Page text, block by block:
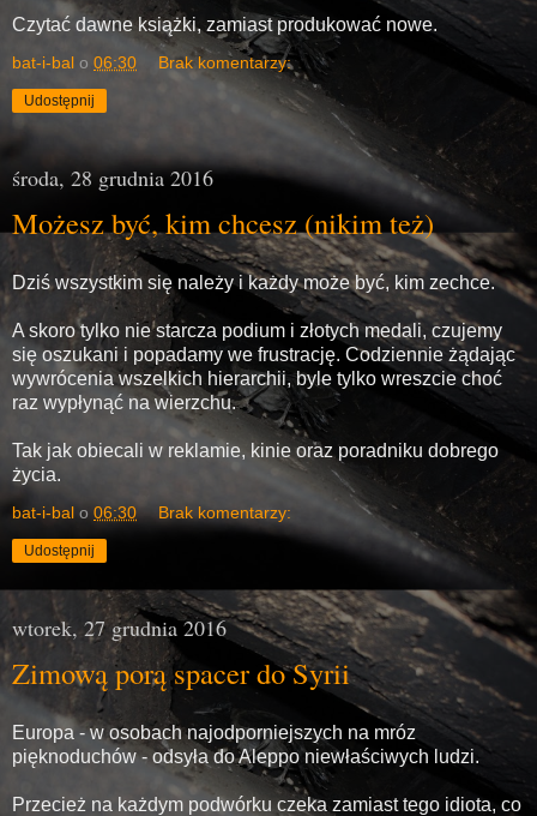
Czytać dawne książki, zamiast produkować nowe.
bat-i-bal o 06:30 Brak komentarzy:
Udostępnij
środa, 28 grudnia 2016
Możesz być, kim chcesz (nikim też)
Dziś wszystkim się należy i każdy może być, kim zechce.
A skoro tylko nie starcza podium i złotych medali, czujemy
się oszukani i popadamy we frustrację. Codziennie żądając
wywrócenia wszelkich hierarchii, byle tylko wreszcie choć
raz wypłynąć na wierzchu.
Tak jak obiecali w reklamie, kinie oraz poradniku dobrego
życia.
bat-i-bal o 06:30 Brak komentarzy:
Udostępnij
wtorek, 27 grudnia 2016
Zimową porą spacer do Syrii
Europa - w osobach najodporniejszych na mróz
pięknoduchów - odsyła do Aleppo niewłaściwych ludzi.
Przecież na każdym podwórku czeka zamiast tego idiota, co